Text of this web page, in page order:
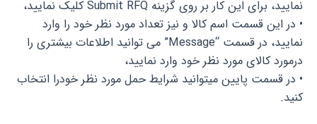
نمایید، برای این کار بر روی گزینه Submit RFQ کلیک نمایید،
• در این قسمت اسم کالا و نیز تعداد مورد نظر خود را وارد
نمایید، در قسمت “Message” می توانید اطلاعات بیشتری را
درمورد کالای مورد نظر خود وارد نمایید،
• در قسمت پایین میتوانید شرایط حمل مورد نظر خودرا انتخاب
کنید.